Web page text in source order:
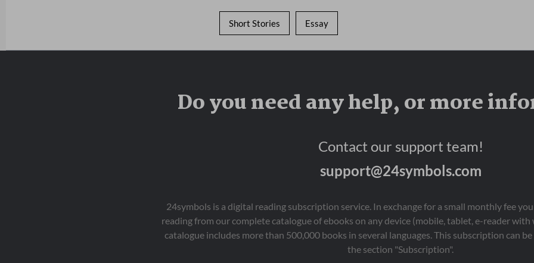
Short Stories Essay
Do you need any help, or more
Contact our support team!
support@24symbols.com
24symbols is a digital reading subscription service. In exchange for a small monthly fee
reading from our complete catalogue of ebooks on any device (mobile, tablet, e-reader
catalogue includes more than 500,000 books in several languages. This subscription can
the section "Subscription".